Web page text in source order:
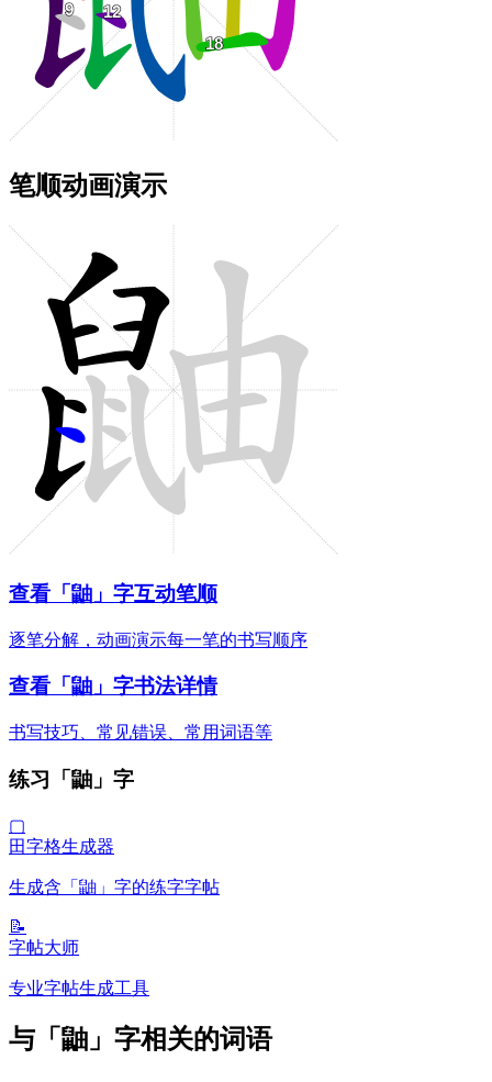
笔顺动画演示
查看「鼬」字互动笔顺
逐笔分解，动画演示每一笔的书写顺序
查看「鼬」字书法详情
书写技巧、常见错误、常用词语等
练习「鼬」字
▢
田字格生成器
生成含「鼬」字的练字字帖
📝
字帖大师
专业字帖生成工具
与「鼬」字相关的词语